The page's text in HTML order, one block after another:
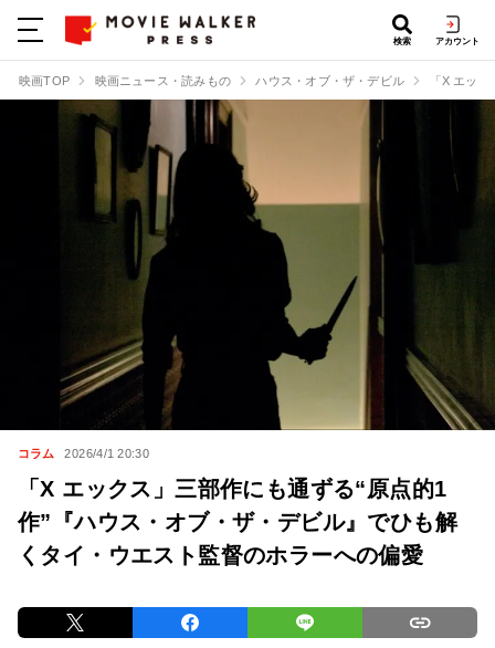
検索 アカウント
映画TOP 映画ニュース・読みもの ハウス・オブ・ザ・デビル 「X エッ
コラム 2026/4/1 20:30
「X エックス」三部作にも通ずる“原点的1
作”『ハウス・オブ・ザ・デビル』でひも解
くタイ・ウエスト監督のホラーへの偏愛